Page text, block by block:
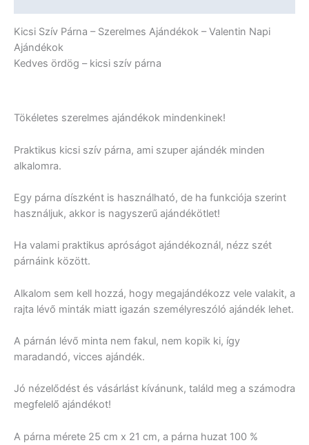
Valentin
Napi
Ajándékok
mennyiség
Kicsi Szív Párna – Szerelmes Ajándékok – Valentin Napi
Ajándékok
Kedves ördög – kicsi szív párna
Tökéletes szerelmes ajándékok mindenkinek!
Praktikus kicsi szív párna, ami szuper ajándék minden
alkalomra.
Egy párna díszként is használható, de ha funkciója szerint
használjuk, akkor is nagyszerű ajándékötlet!
Ha valami praktikus apróságot ajándékoznál, nézz szét
párnáink között.
Alkalom sem kell hozzá, hogy megajándékozz vele valakit, a
rajta lévő minták miatt igazán személyreszóló ajándék lehet.
A párnán lévő minta nem fakul, nem kopik ki, így
maradandó, vicces ajándék.
Jó nézelődést és vásárlást kívánunk, találd meg a számodra
megfelelő ajándékot!
A párna mérete 25 cm x 21 cm, a párna huzat 100 %